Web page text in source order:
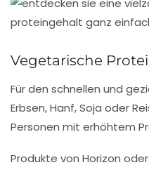
Vegetarische
Für den schnellen und
Erbsen, Hanf, Soja oder
Personen mit erhöhtem
Produkte von Horizon